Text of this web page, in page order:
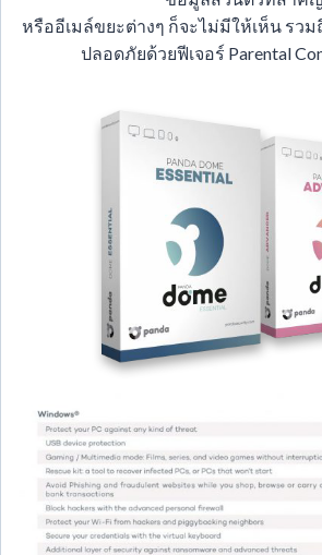
หรืออีเมล์ขยะต่างๆ ก็จะไม่มีให้เห็น รว
ปลอดภัยด้วยฟีเจอร์ Parental